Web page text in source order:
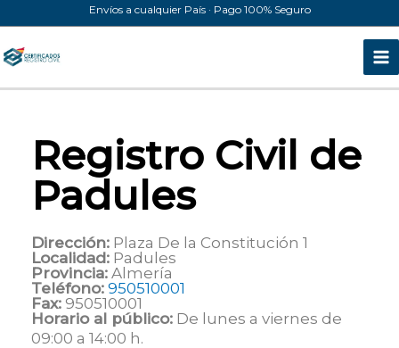
al
contenido
Envíos a cualquier País · Pago 100% Seguro
Registro Civil de
Padules
Dirección: Plaza De la Constitución 1
Localidad: Padules
Provincia: Almería
Teléfono: 950510001
Fax: 950510001
Horario al público: De lunes a viernes de
09:00 a 14:00 h.